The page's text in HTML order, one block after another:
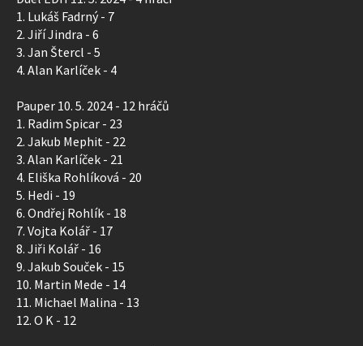
1. Lukáš Fadrný - 7
2. Jiří Jindra - 6
3. Jan Štercl - 5
4. Alan Karlíček - 4
Pauper 10. 5. 2024 - 12 hráčů
1. Radim Spicar - 23
2. Jakub Mephit - 22
3. Alan Karlíček - 21
4. Eliška Rohlíková - 20
5. Hedi - 19
6. Ondřej Rohlík - 18
7. Vojta Kolář - 17
8. Jiři Kolář - 16
9. Jakub Souček - 15
10. Martin Mede - 14
11. Michael Malina - 13
12. O K - 12